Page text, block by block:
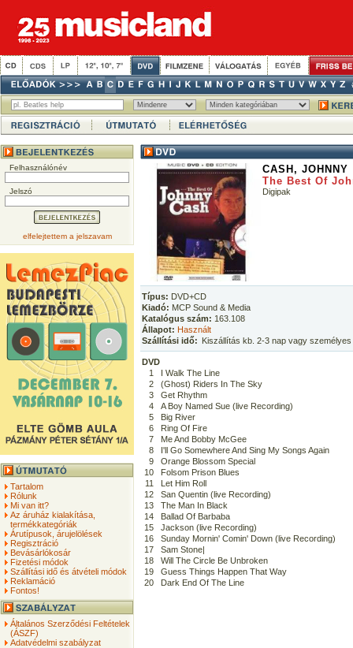
Felhasználónév
Jelszó
elfelejtettem a jelszavam
Tartalom
Rólunk
Mi van itt?
Az áruház kialakítása,
termékkategóriák
Árutípusok, árujelölések
Regisztráció
Bevásárlókosár
Fizetési módok
Szállítási idő és átvételi módok
Reklamáció
Fontos!
Általános Szerződési Feltételek
(ÁSZF)
Adatvédelmi szabályzat
CASH, JOHNNY
The Best Of
Digipak
Típus: DVD+CD
Kiadó: MCP Sound & Media
Katalógus szám: 163.108
Állapot: Használt
Szállítási idő: Kiszállítás kb. 2-3 nap vagy
DVD
1
I Walk The Line
2
(Ghost) Riders In The Sky
3
Get Rhythm
4
A Boy Named Sue (live Recording)
5
Big River
6
Ring Of Fire
7
Me And Bobby McGee
8
I'll Go Somewhere And Sing My Songs Again
9
Orange Blossom Special
10
Folsom Prison Blues
11
Let Him Roll
12
San Quentin (live Recording)
13
The Man In Black
14
Ballad Of Barbaba
15
Jackson (live Recording)
16
Sunday Mornin' Comin' Down (live Recording)
17
Sam Stone|
18
Will The Circle Be Unbroken
19
Guess Things Happen That Way
20
Dark End Of The Line